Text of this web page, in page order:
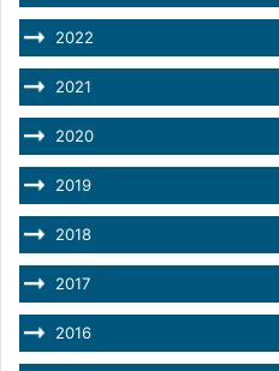
2022
2021
2020
2019
2018
2017
2016